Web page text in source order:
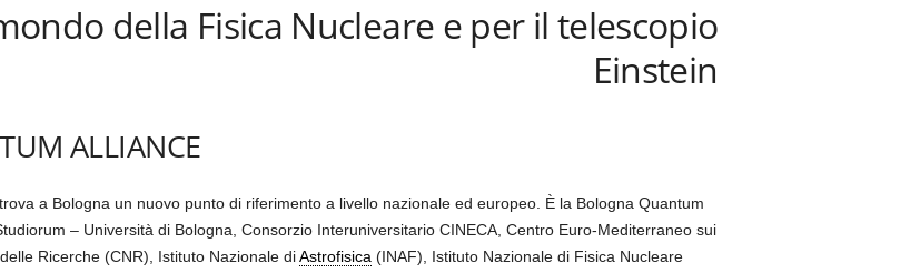
della Fisica Nucleare e per il telescopio
Einstein
ALLIANCE
a Bologna un nuovo punto di riferimento a livello nazionale ed europeo. È la Bologna Quantum
– Università di Bologna, Consorzio Interuniversitario CINECA, Centro Euro-Mediterraneo sui
Ricerche (CNR), Istituto Nazionale diAstrofisica (INAF), Istituto Nazionale di Fisica Nucleare